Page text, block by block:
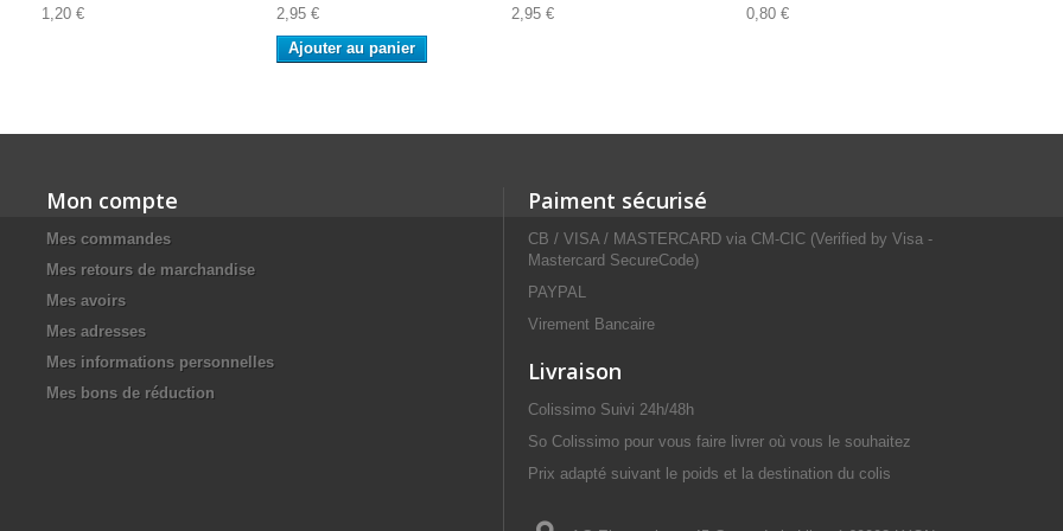
1,20 €
2,95 €
Ajouter au panier
2,95 € 0,80 €
Mon compte
Mes commandes
Mes retours de marchandise
Mes avoirs
Mes adresses
Mes informations personnelles
Mes bons de réduction
Paiment sécurisé
CB / VISA / MASTERCARD via CM-CIC (Verified by Visa -
Mastercard SecureCode)
PAYPAL
Virement Bancaire
Livraison
Colissimo Suivi 24h/48h
So Colissimo pour vous faire livrer où vous le souhaitez
Prix adapté suivant le poids et la destination du colis